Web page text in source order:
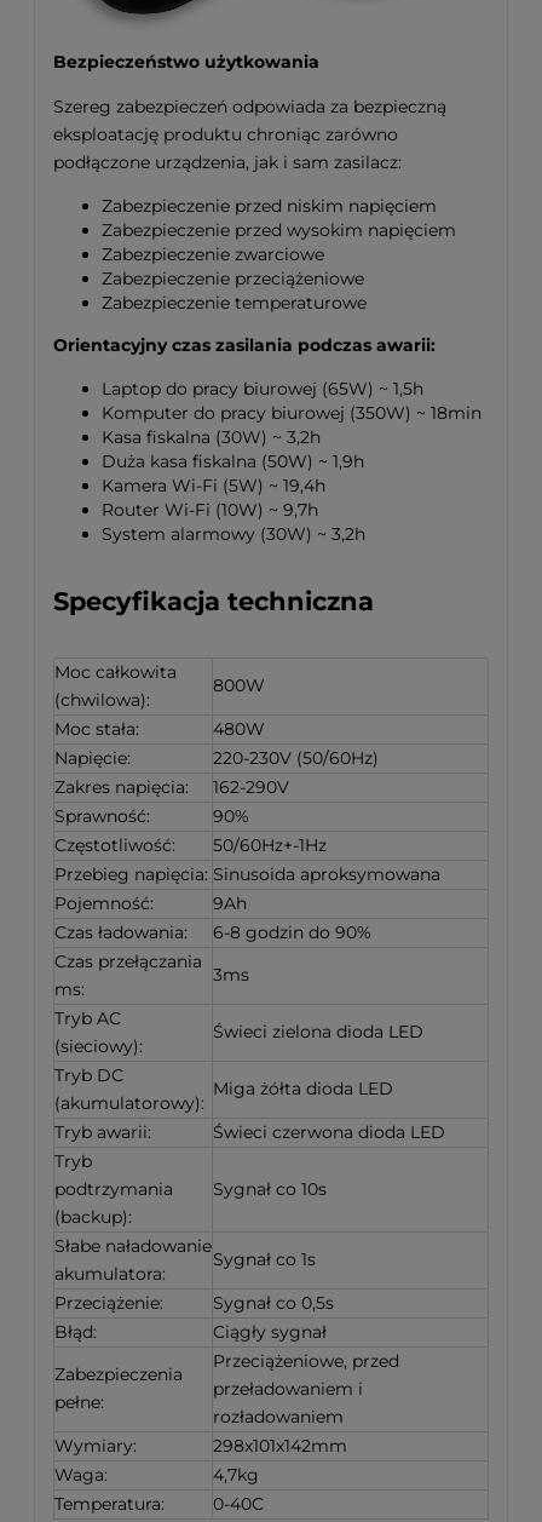
Bezpieczeństwo użytkowania
Szereg zabezpieczeń odpowiada za bezpieczną
eksploatację produktu chroniąc zarówno
podłączone urządzenia, jak i sam zasilacz:
Zabezpieczenie przed niskim napięciem
Zabezpieczenie przed wysokim napięciem
Zabezpieczenie zwarciowe
Zabezpieczenie przeciążeniowe
Zabezpieczenie temperaturowe
Orientacyjny czas zasilania podczas awarii:
Laptop do pracy biurowej (65W) ~ 1,5h
Komputer do pracy biurowej (350W) ~ 18min
Kasa fiskalna (30W) ~ 3,2h
Duża kasa fiskalna (50W) ~ 1,9h
Kamera Wi-Fi (5W) ~ 19,4h
Router Wi-Fi (10W) ~ 9,7h
System alarmowy (30W) ~ 3,2h
Specyfikacja techniczna
Moc całkowita
(chwilowa):
800W
Moc stała:
480W
Napięcie:
220-230V (50/60Hz)
Zakres napięcia:
162-290V
Sprawność:
90%
Częstotliwość:
50/60Hz+-1Hz
Przebieg napięcia: Sinusoida aproksymowana
Pojemność:
9Ah
Czas ładowania:
6-8 godzin do 90%
Czas przełączania
ms:
3ms
Tryb AC
(sieciowy):
Świeci zielona dioda LED
Tryb DC
(akumulatorowy):
Miga żółta dioda LED
Tryb awarii:
Świeci czerwona dioda LED
Tryb
podtrzymania
(backup):
Sygnał co 10s
Słabe naładowanie
akumulatora:
Sygnał co 1s
Przeciążenie:
Sygnał co 0,5s
Błąd:
Ciągły sygnał
Zabezpieczenia
pełne:
Przeciążeniowe, przed
przeładowaniem i
rozładowaniem
Wymiary:
298x101x142mm
Waga:
4,7kg
Temperatura:
0-40C